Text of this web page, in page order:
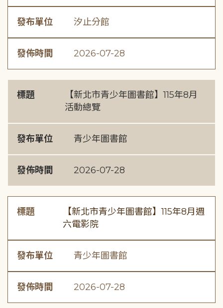
發布單位 汐止分館
發佈時間 2026-07-28
標題
【新北市青少年圖書館】115年8月
活動總覽
發布單位 青少年圖書館
發佈時間 2026-07-28
標題
【新北市青少年圖書館】115年8月週
六電影院
發布單位 青少年圖書館
發佈時間 2026-07-28